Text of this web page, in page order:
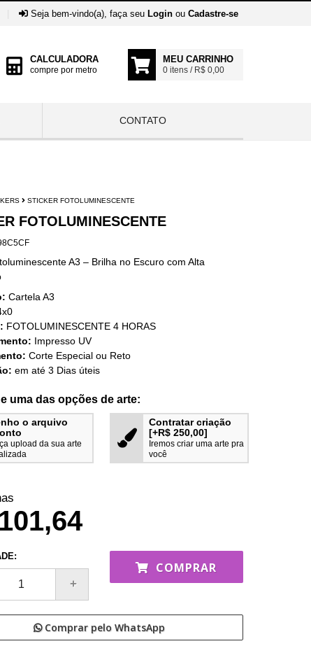
Seja bem-vindo(a), faça seu Login ou Cadastre-se
CALCULADORA
compre por metro
MEU CARRINHO
0 itens / R$ 0,00
CONTATO
STICKER FOTOLUMINESCENTE
FOTOLUMINESCENTE
A3 – Brilha no Escuro com Alta
Cartela A3
FOTOLUMINESCENTE 4 HORAS
Impresso UV
Corte Especial ou Reto
em até 3 Dias úteis
uma das opções de arte:
o arquivo
upload da sua arte
Contratar criação
[+R$ 250,00]
Iremos criar uma arte pra
você
COMPRAR
Comprar pelo WhatsApp